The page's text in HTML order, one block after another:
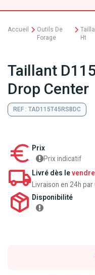
Accueil
Outils De
Forage
Ht
Taillant
Drop Center
REF : TAD115T45RSBDC
Prix
Prix indicatif
Livré dès le
Livraison en 24h
Disponibilité